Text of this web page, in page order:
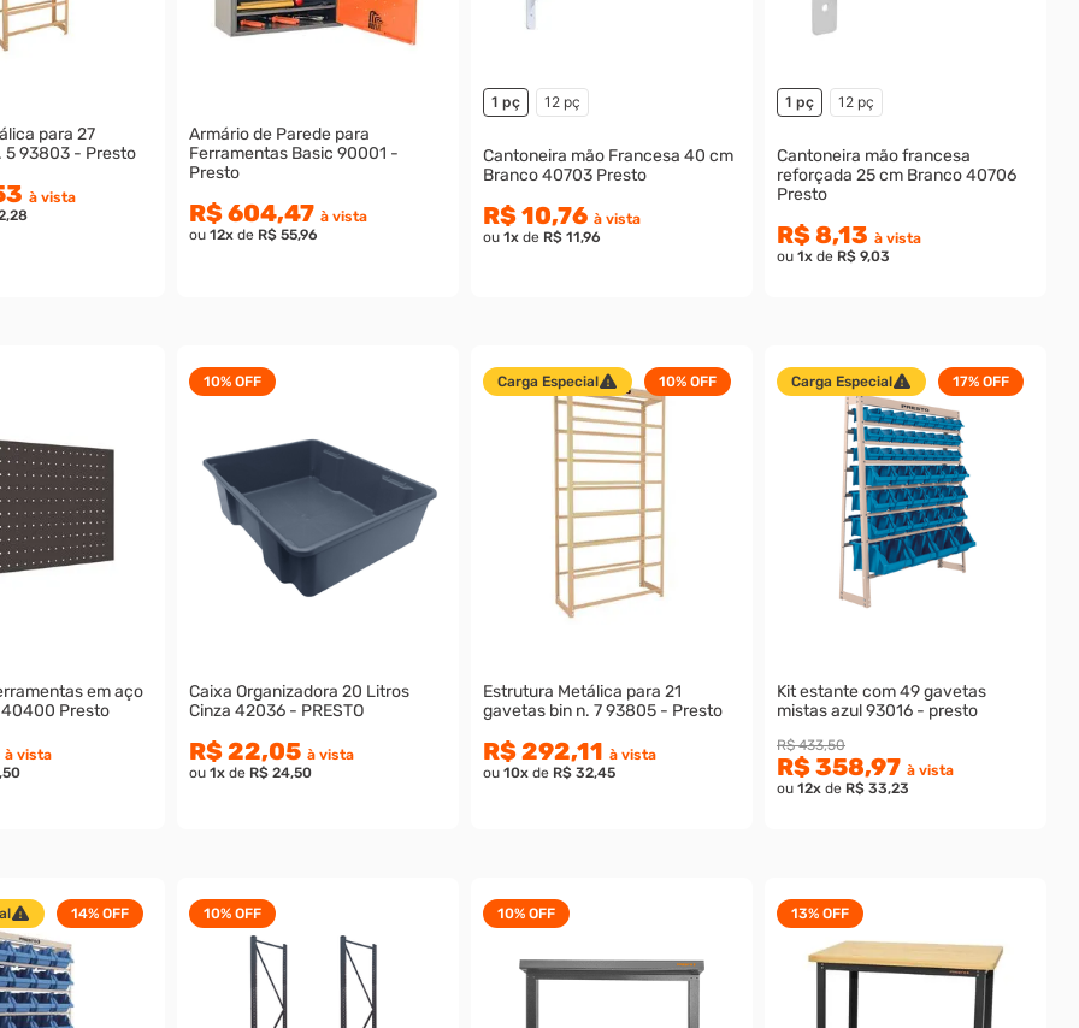
para 27
5 93803 - Presto
à vista
Armário de Parede para
Ferramentas Basic 90001 -
Presto
R$ 604,47 à vista
ou 12x de R$ 55,96
1 pç 12 pç
Cantoneira mão Francesa 40 cm
Branco 40703 Presto
R$ 10,76 à vista
ou 1x de R$ 11,96
1 pç 12 pç
Cantoneira mão francesa
reforçada 25 cm Branco 40706
Presto
R$ 8,13 à vista
ou 1x de R$ 9,03
em aço
40400 Presto
à vista
10% OFF
Caixa Organizadora 20 Litros
Cinza 42036 - PRESTO
R$ 22,05 à vista
ou 1x de R$ 24,50
Carga Especial 10% OFF
Estrutura Metálica para 21
gavetas bin n. 7 93805 - Presto
R$ 292,11 à vista
ou 10x de R$ 32,45
Carga Especial 17% OFF
Kit estante com 49 gavetas
mistas azul 93016 - presto
R$ 433,50
R$ 358,97 à vista
ou 12x de R$ 33,23
14% OFF 10% OFF 10% OFF 13% OFF